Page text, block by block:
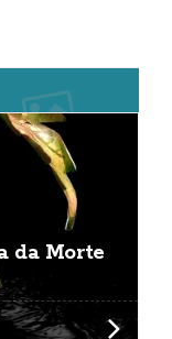
da Morte